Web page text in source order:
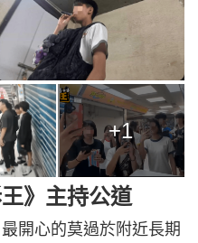
+1
》主持公道
開心的莫過於附近長期